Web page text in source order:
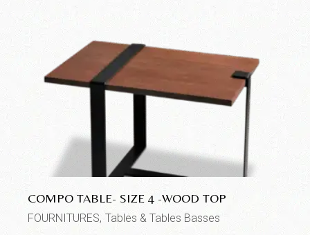
COMPO TABLE- SIZE 4 -WOOD TOP
FOURNITURES Tables & Tables Basses